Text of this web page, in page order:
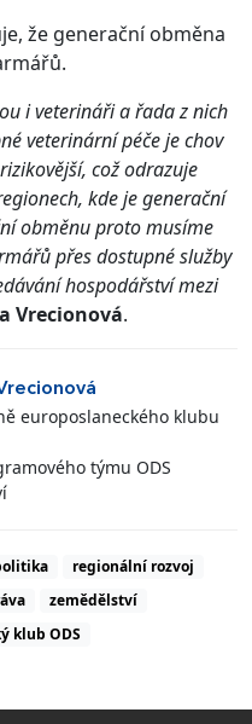
že generační obměna
i veterináři a řada z nich
veterinární péče je chov
což odrazuje
kde je generační
obměnu proto musíme
přes dostupné služby
hospodářství mezi
Vrecionová.
europoslaneckého klubu
týmu ODS
regionální rozvoj
zemědělství
klub ODS